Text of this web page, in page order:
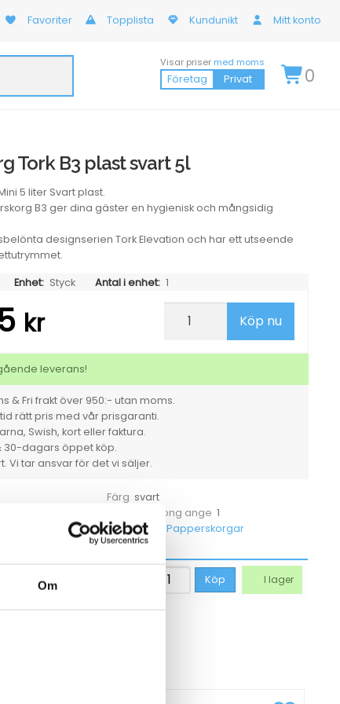
Om
Favoriter Topplista Kundunikt Mitt konto
Visar priser med moms
Företag Privat 0
Tork B3 plast svart 5l
5 liter Svart plast.
B3 ger dina gäster en hygienisk och mångsidig
designserien Tork Elevation och har ett utseende
Enhet: Styck Antal i enhet: 1
kr
Papperskorg
Tork
plast
5l
mängd
Köp nu
leverans!
& Fri frakt över 950:- utan moms.
rätt pris med vår prisgaranti.
Swish, kort eller faktura.
30-dagars öppet köp.
Vi tar ansvar för det vi säljer.
Färg svart
För hel kartong ange 1
564008 Kategorier Papperskorgar
798,75 Köp I lager